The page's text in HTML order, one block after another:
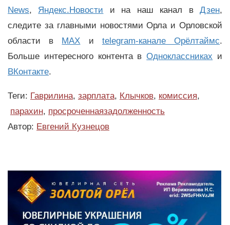
News, Яндекс.Новости и на наш канал вДзен,
следите за главными новостями Орла и Орловской
области в MAX и telegram-канале Орёлтаймс.
Больше интересного контента вОдноклассниках и
ВКонтакте.
Теги: Гаврилина, зарплата, Клычков, комиссия,
парахин, просроченнаязадолженность
Автор: Евгений Кузнецов